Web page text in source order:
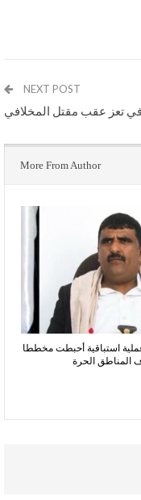
NEXT POST
في تعز عقب مقتل المخلافي
More From Author
استباقية أحبطت مخططا
المناطق الحرة